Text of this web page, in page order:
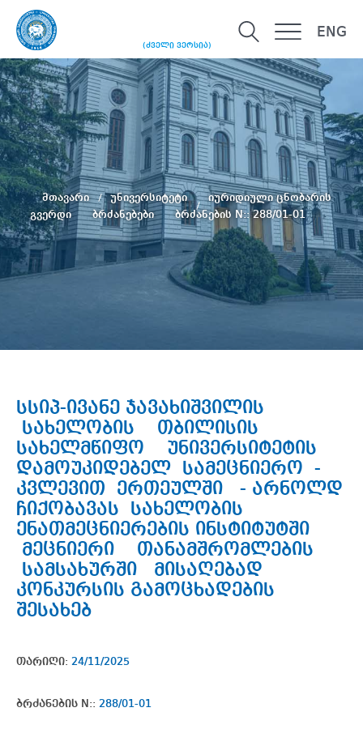
(ძველი ვერსია)
ENG
მთავარი უნივერსიტეტი
იურიდიული ცნობარის
გვერდი
ბრძანებები ბრძანების N:: 288/01-01
სსიპ-ივანე ჯავახიშვილის
სახელობის თბილისის
სახელმწიფო უნივერსიტეტის
დამოუკიდებელ სამეცნიერო -
კვლევით ერთეულში - არნოლდ
ჩიქობავას სახელობის
ენათმეცნიერების ინსტიტუტში
მეცნიერი თანამშრომლების
სამსახურში მისაღებად
კონკურსის გამოცხადების
შესახებ
თარიღი: 24/11/2025
ბრძანების N:: 288/01-01